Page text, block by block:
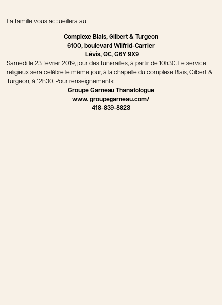
La famille vous accueillera au
Complexe Blais, Gilbert & Turgeon
6100, boulevard Wilfrid-Carrier
Lévis, QC, G6Y 9X9
Samedi le 23 février 2019, jour des funérailles, à partir de 10h30. Le service
religieux sera célébré le même jour, à la chapelle du complexe Blais, Gilbert &
Turgeon, à 12h30. Pour renseignements:
Groupe Garneau Thanatologue
www. groupegarneau.com/
418-839-8823